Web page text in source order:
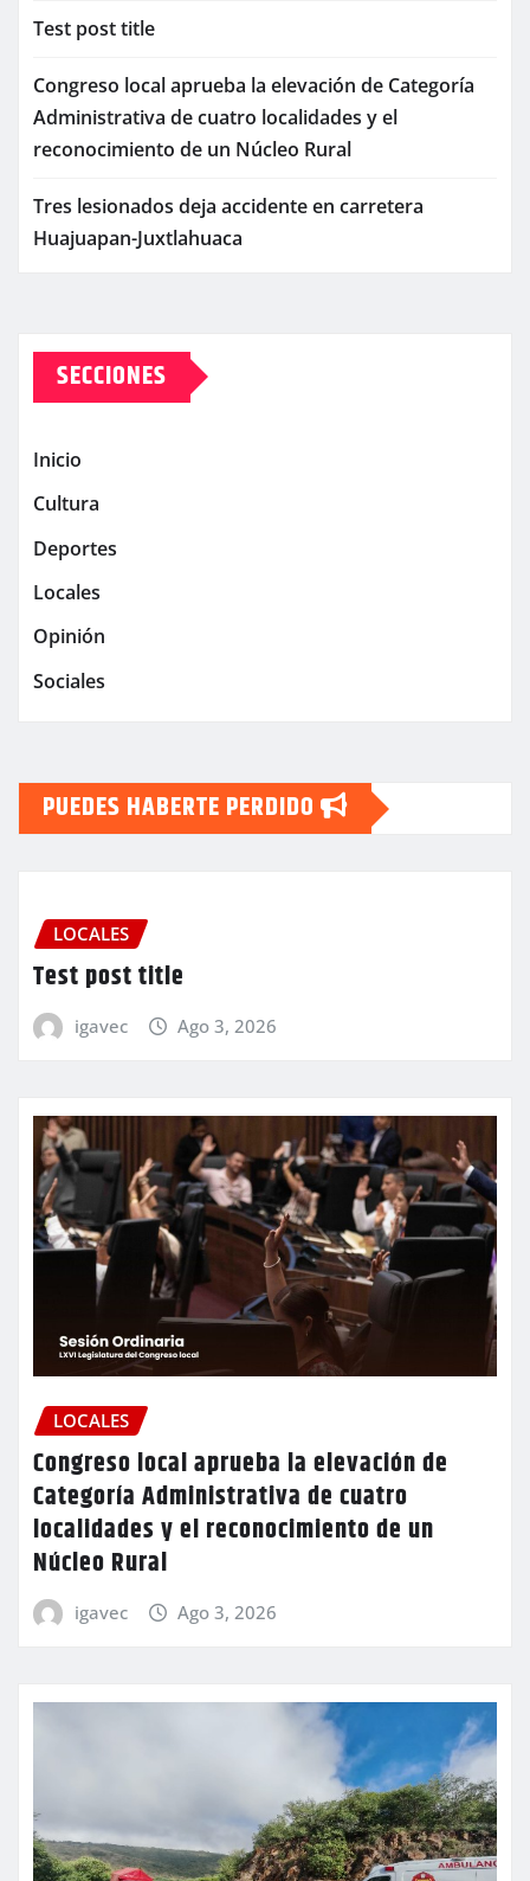
Test post title
Congreso local aprueba la elevación de Categoría
Administrativa de cuatro localidades y el
reconocimiento de un Núcleo Rural
Tres lesionados deja accidente en carretera
Huajuapan-Juxtlahuaca
SECCIONES
Inicio
Cultura
Deportes
Locales
Opinión
Sociales
PUEDES HABERTE PERDIDO
LOCALES
Test post title
igavec Ago 3, 2026
LOCALES
Congreso local aprueba la elevación de
Categoría Administrativa de cuatro
localidades y el reconocimiento de un
Núcleo Rural
igavec Ago 3, 2026